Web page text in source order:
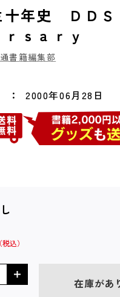
十年史 ＤＤ
ｓａｒｙ
書籍編集部
2000年06月28日
在庫があ